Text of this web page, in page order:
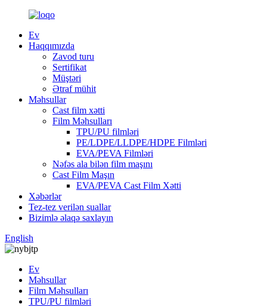
Ev
Haqqımızda
Zavod turu
Sertifikat
Müştəri
Ətraf mühit
Məhsullar
Cast film xətti
Film Məhsulları
TPU/PU filmləri
PE/LDPE/LLDPE/HDPE Filmləri
EVA/PEVA Filmləri
Nəfəs ala bilən film maşını
Cast Film Maşın
EVA/PEVA Cast Film Xətti
Xəbərlər
Tez-tez verilən suallar
Bizimlə əlaqə saxlayın
English
Ev
Məhsullar
Film Məhsulları
TPU/PU filmləri